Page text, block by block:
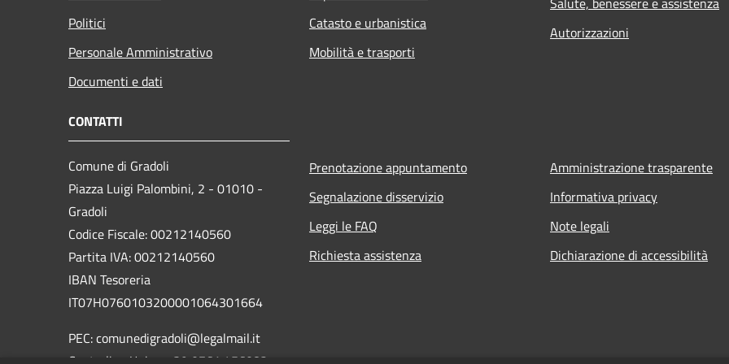
Politici
Personale Amministrativo
Documenti e dati
Catasto e urbanistica
Mobilità e trasporti
Autorizzazioni
CONTATTI
Comune di Gradoli
Piazza Luigi Palombini, 2 - 01010 -
Gradoli
Codice Fiscale: 00212140560
Partita IVA: 00212140560
IBAN Tesoreria
IT07H0760103200001064301664
PEC: comunedigradoli@legalmail.it
Prenotazione appuntamento
Segnalazione disservizio
Leggi le FAQ
Richiesta assistenza
Amministrazione trasparente
Informativa privacy
Note legali
Dichiarazione di accessibilità